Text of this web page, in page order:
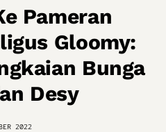
Pameran
Gloomy:
Bunga
Desy
2022